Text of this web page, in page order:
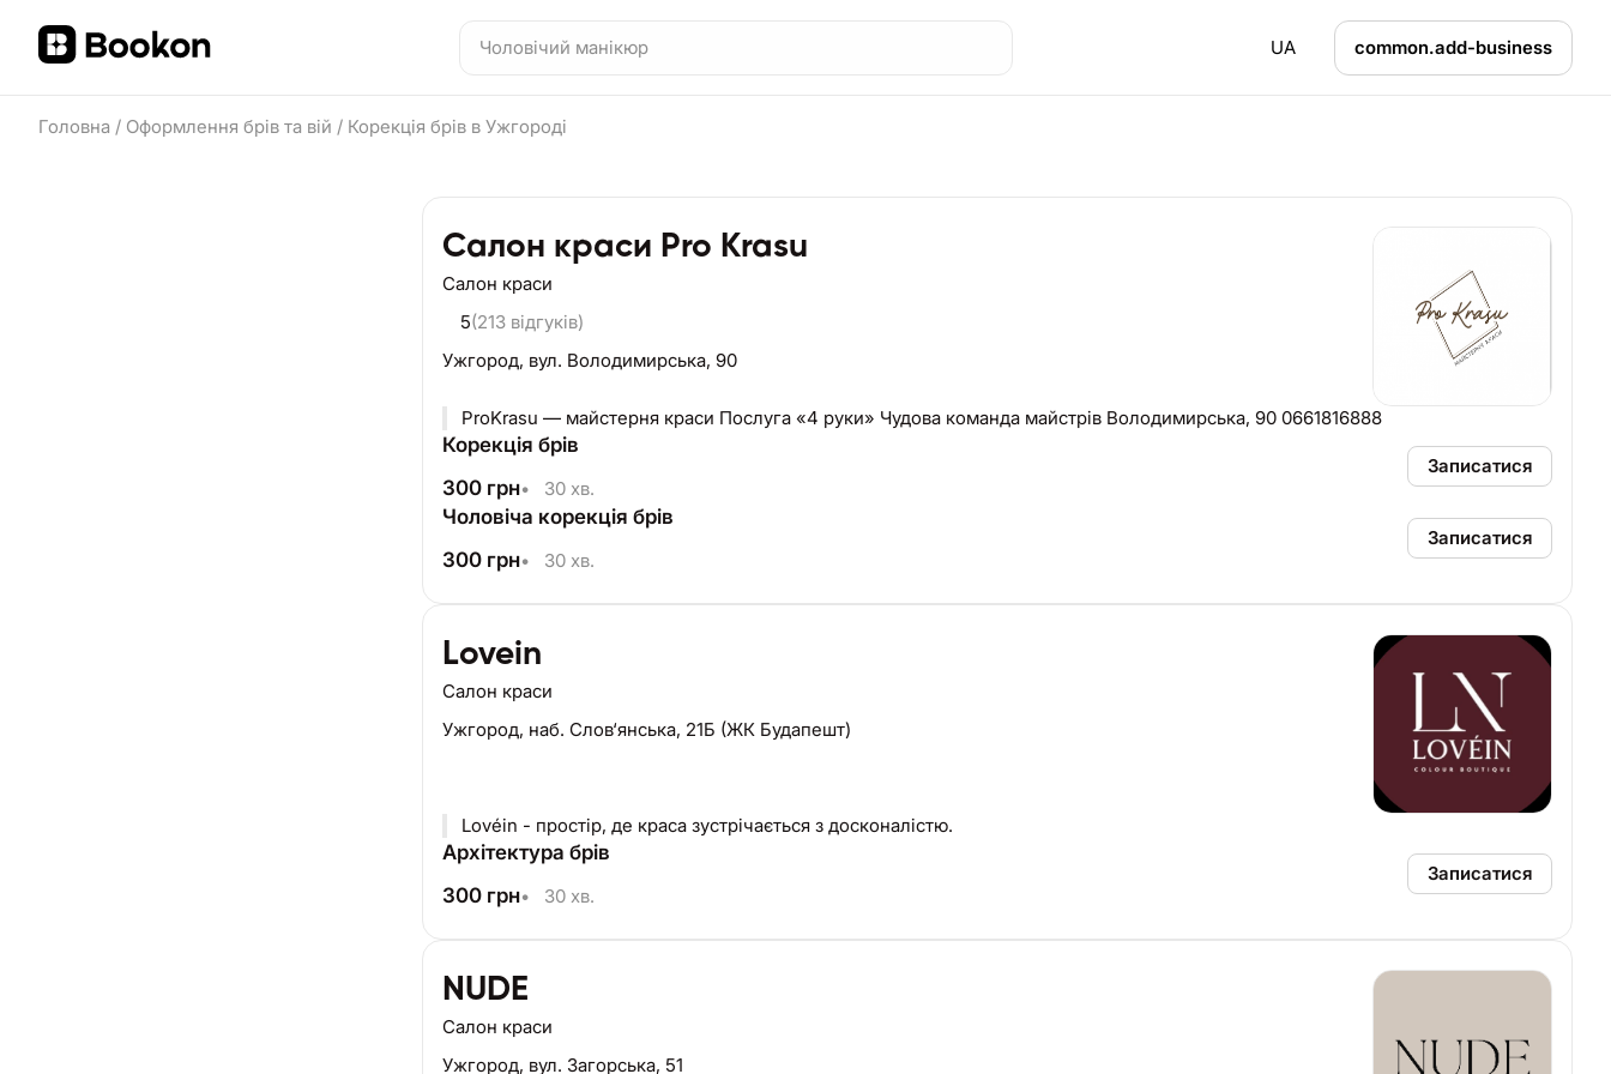
UA common.add-business
Головна / Оформлення брів та вій / Корекція брів в Ужгороді
Салон краси Pro Krasu
Салон краси
5(213 відгуків)
Ужгород, вул. Володимирська, 90
ProKrasu — майстерня краси Послуга «4 руки» Чудова команда майстрів Володимирська, 90 0661816888
Корекція брів
300 грн• 30 хв.
Записатися
Чоловіча корекція брів
300 грн• 30 хв.
Записатися
Lovein
Салон краси
Ужгород, наб. Слов‘янська, 21Б (ЖК Будапешт)
Lovéin - простір, де краса зустрічається з досконалістю.
Архітектура брів
300 грн• 30 хв.
Записатися
NUDE
Салон краси
Ужгород, вул. Загорська, 51